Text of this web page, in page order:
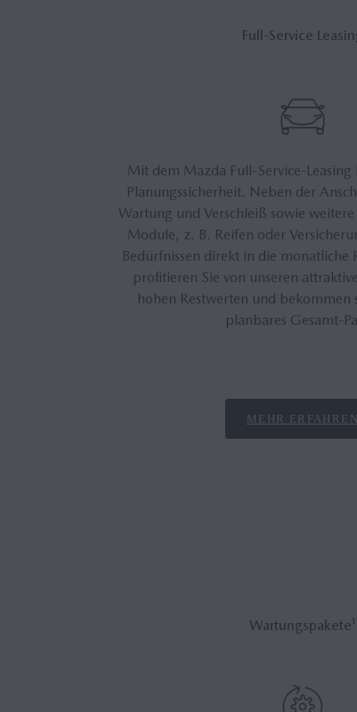
Full-Ser­vice
Mit dem Mazda Full-Service-
Planungssicherheit. Neben der
Wartung und Verschleiß sowie
Module, z. B. Reifen oder
Bedürfnissen direkt in die monatliche
profitieren Sie von unseren
hohen Restwerten und bekommen
planbares Gesamt-
MEHR ERFAHREN
War­tungs­pa­ke­te¹